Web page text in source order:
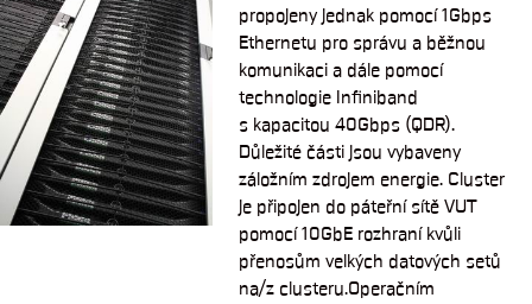
propojeny jednak pomocí 1Gbps
Ethernetu pro správu a běžnou
komunikaci a dále pomocí
technologie Infiniband
s kapacitou 40Gbps (QDR).
Důležité části jsou vybaveny
záložním zdrojem energie. Cluster
je připojen do páteřní sítě VUT
pomocí 10GbE rozhraní kvůli
přenosům velkých datových setů
na/z clusteru­.Operačním